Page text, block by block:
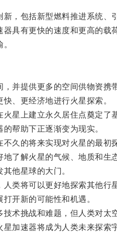
包括新型燃料推进系统、引
有更快的速度和更高的载
并提供更多的空间供物资携带
、更经济地进行火星探索。
上建立永久居住点奠定了基
帮助下正逐渐变为现实。
的将来实现对火星的最初
解火星的气候、地质和生
他星球的大门。
将可以更好地探索其他行星
开新的可能性和机遇。
挑战和难题，但人类对太
速器将成为人类未来探索宇